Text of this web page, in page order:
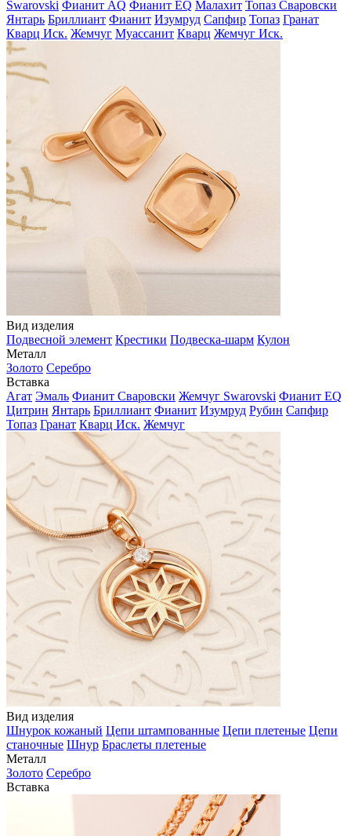
Swarovski Фианит AQ Фианит EQ Малахит Топаз Сваровски
Янтарь Бриллиант Фианит Изумруд Сапфир Топаз Гранат
Кварц Иск. Жемчуг Муассанит Кварц Жемчуг Иск.
Вид изделия
Подвесной элемент Крестики Подвеска-шарм Кулон
Металл
Золото Серебро
Вставка
Агат Эмаль Фианит Сваровски Жемчуг Swarovski Фианит EQ
Цитрин Янтарь Бриллиант Фианит Изумруд Рубин Сапфир
Топаз Гранат Кварц Иск. Жемчуг
Вид изделия
Шнурок кожаный Цепи штампованные Цепи плетеные Цепи
станочные Шнур Браслеты плетеные
Металл
Золото Серебро
Вставка